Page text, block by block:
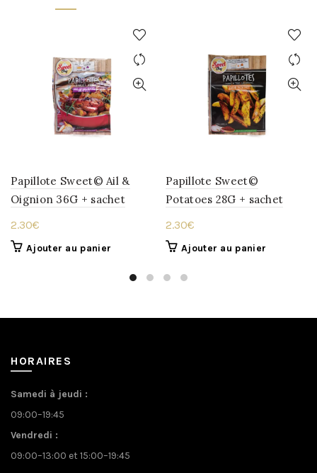
Papillote Sweet© Ail &
Oignion 36G + sachet
2.30€
Ajouter au panier
Papillote Sweet©
Potatoes 28G + sachet
2.30€
Ajouter au panier
HORAIRES
Samedi à jeudi :
09:00–19:45
Vendredi :
09:00–13:00 et 15:00–19:45